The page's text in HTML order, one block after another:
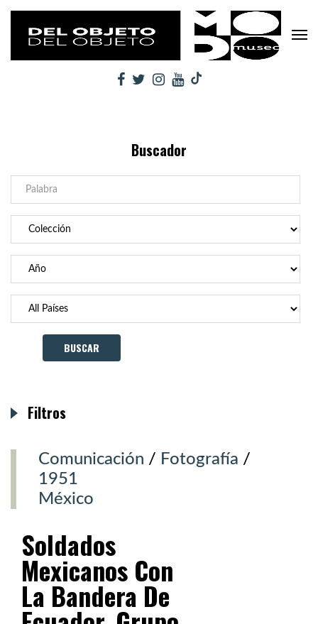
Buscador
Comunicación / Fotografía /
1951
México
Soldados
Mexicanos Con
La Bandera De
Filtros